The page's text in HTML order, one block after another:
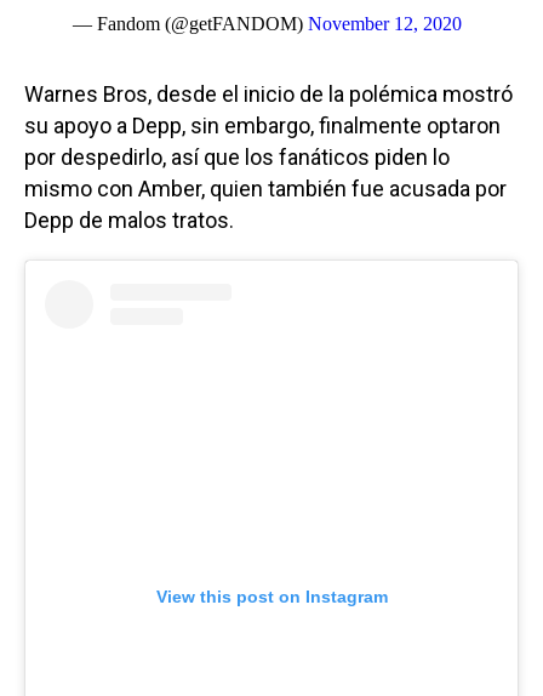
— Fandom (@getFANDOM) November 12, 2020
Warnes Bros, desde el inicio de la polémica mostró
su apoyo a Depp, sin embargo, finalmente optaron
por despedirlo, así que los fanáticos piden lo
mismo con Amber, quien también fue acusada por
Depp de malos tratos.
View this post on Instagram